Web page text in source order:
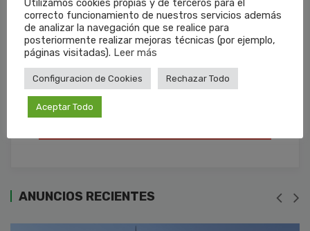
Facebook
Twitter
ANUNCIOS RECIENTES
correcto funcionamiento de nuestros servicios además
de analizar la navegación que se realice para
posteriormente realizar mejoras técnicas (por ejemplo,
páginas visitadas). Leer más
Configuracion de Cookies Rechazar Todo
Aceptar Todo